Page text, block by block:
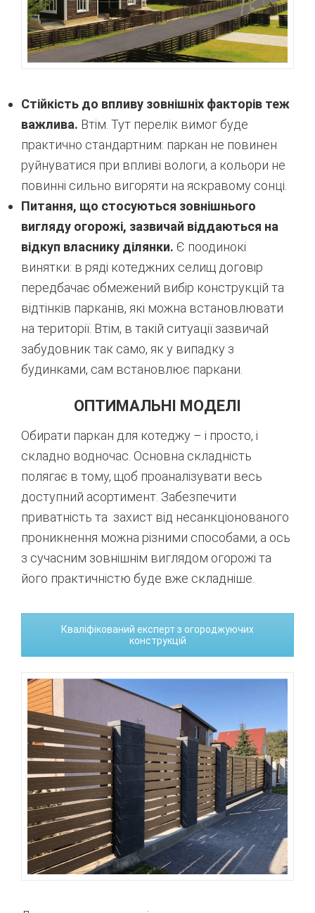
Стійкість до впливу зовнішніх факторів теж
важлива. Втім. Тут перелік вимог буде
практично стандартним: паркан не повинен
руйнуватися при впливі вологи, а кольори не
повинні сильно вигоряти на яскравому сонці.
Питання, що стосуються зовнішнього
вигляду огорожі, зазвичай віддаються на
відкуп власнику ділянки. Є поодинокі
винятки: в ряді котеджних селищ договір
передбачає обмежений вибір конструкцій та
відтінків парканів, які можна встановлювати
на території. Втім, в такій ситуації зазвичай
забудовник так само, як у випадку з
будинками, сам встановлює паркани.
ОПТИМАЛЬНІ МОДЕЛІ
Обирати паркан для котеджу – і просто, і
складно водночас. Основна складність
полягає в тому, щоб проаналізувати весь
доступний асортимент. Забезпечити
приватність та захист від несанкціонованого
проникнення можна різними способами, а ось
з сучасним зовнішнім виглядом огорожі та
його практичністю буде вже складніше.
Кваліфікований експерт з огороджуючих
конструкцій